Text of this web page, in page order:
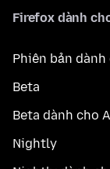
Firefox dành
Phiên bản
Beta
Beta dành cho
Nightly